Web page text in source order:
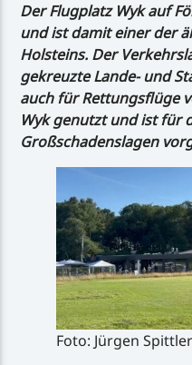
Der Flugplatz Wyk auf
und ist damit einer der
Holsteins. Der
gekreuzte Lande- und
auch für Rettungsflüge
Wyk genutzt und ist für
Großschadenslagen
Foto: Jürgen Spittler